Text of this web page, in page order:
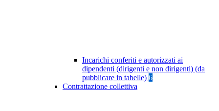
Incarichi conferiti e autorizzati ai
dipendenti (dirigenti e non dirigenti) (da
pubblicare in tabelle) 6
Contrattazione collettiva